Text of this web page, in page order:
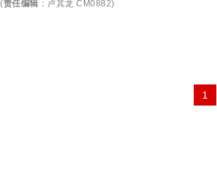
(责任编辑 ： 卢其龙 CM0882)
1